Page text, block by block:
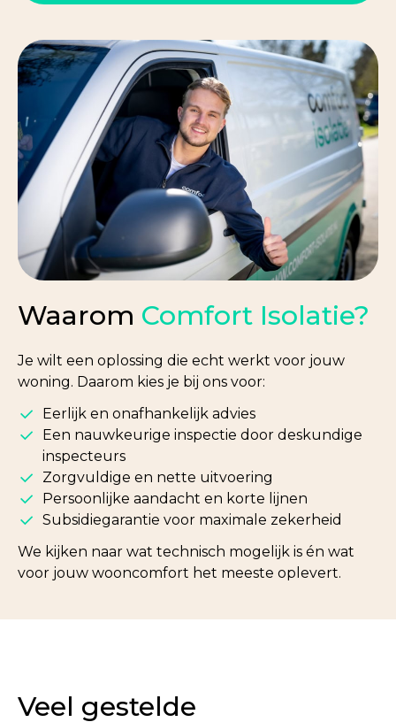
Waarom Comfort Isolatie?
Je wilt een oplossing die echt werkt voor jouw
woning. Daarom kies je bij ons voor:
Eerlijk en onafhankelijk advies
Een nauwkeurige inspectie door deskundige
inspecteurs
Zorgvuldige en nette uitvoering
Persoonlijke aandacht en korte lijnen
Subsidiegarantie voor maximale zekerheid
We kijken naar wat technisch mogelijk is én wat
voor jouw wooncomfort het meeste oplevert.
Veel gestelde